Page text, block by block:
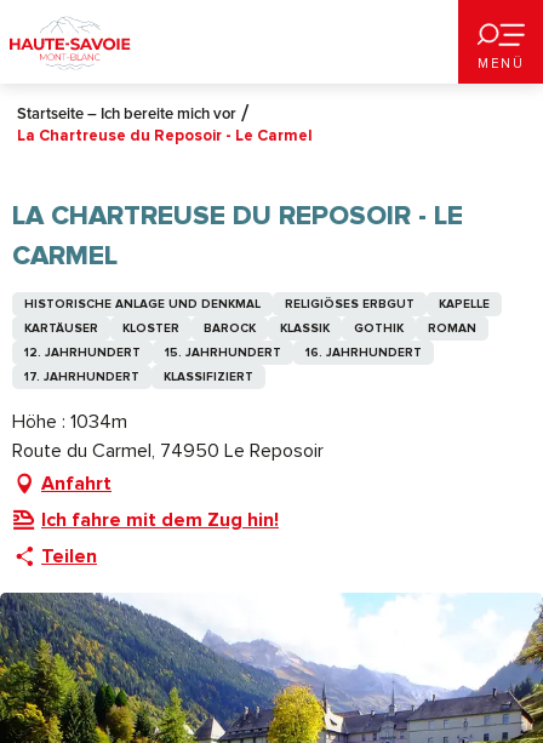
au
contenu
principal
MENÜ
Startseite – Ich bereite mich vor
La Chartreuse du Reposoir - Le Carmel
LA CHARTREUSE DU REPOSOIR - LE
CARMEL
HISTORISCHE ANLAGE UND DENKMAL RELIGIÖSES ERBGUT
KAPELLE
KARTÄUSER
KLOSTER BAROCK KLASSIK GOTHIK
ROMAN
12. JAHRHUNDERT
15. JAHRHUNDERT
16. JAHRHUNDERT
17. JAHRHUNDERT
KLASSIFIZIERT
Höhe : 1034m
Route du Carmel, 74950 Le Reposoir
Anfahrt
Ich fahre mit dem Zug hin!
Teilen